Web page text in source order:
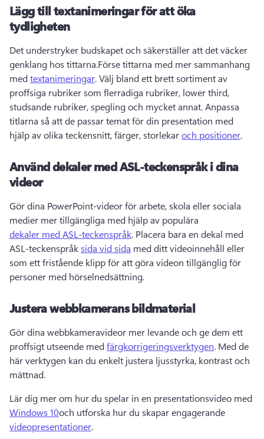
Lägg till textanimeringar för att öka
tydligheten
Det understryker budskapet och säkerställer att det väcker
genklang hos tittarna.Förse tittarna med mer sammanhang
med textanimeringar. Välj bland ett brett sortiment av
proffsiga rubriker som flerradiga rubriker, lower third,
studsande rubriker, spegling och mycket annat. Anpassa
titlarna så att de passar temat för din presentation med
hjälp av olika teckensnitt, färger, storlekar och positioner.
Använd dekaler med ASL-teckenspråk i dina
videor
Gör dina PowerPoint-videor för arbete, skola eller sociala
medier mer tillgängliga med hjälp av populära
dekaler med ASL-teckenspråk. Placera bara en dekal med
ASL-teckenspråk sida vid sida med ditt videoinnehåll eller
som ett fristående klipp för att göra videon tillgänglig för
personer med hörselnedsättning.
Justera webbkamerans bildmaterial
Gör dina webbkameravideor mer levande och ge dem ett
proffsigt utseende med färgkorrigeringsverktygen. Med de
här verktygen kan du enkelt justera ljusstyrka, kontrast och
mättnad.
Lär dig mer om hur du spelar in en presentationsvideo med
Windows 10och utforska hur du skapar engagerande
videopresentationer.